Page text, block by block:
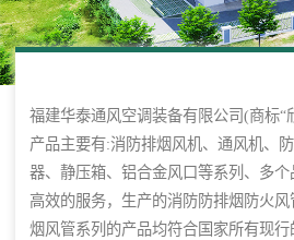
福建华泰通风空调装备有限公司(商标“
产品主要有:消防排烟风机、通风机、
器、静压箱、铝合金风口等系列、多
高效的服务，生产的消防防排烟防火
烟风管系列的产品均符合国家所有现